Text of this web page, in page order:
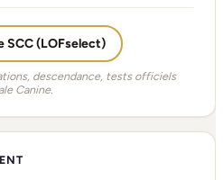
(LOFselect)
descendance, tests officiels
Canine.